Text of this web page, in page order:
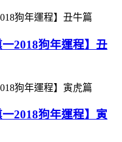
2018狗年運程】丑
2018狗年運程】寅